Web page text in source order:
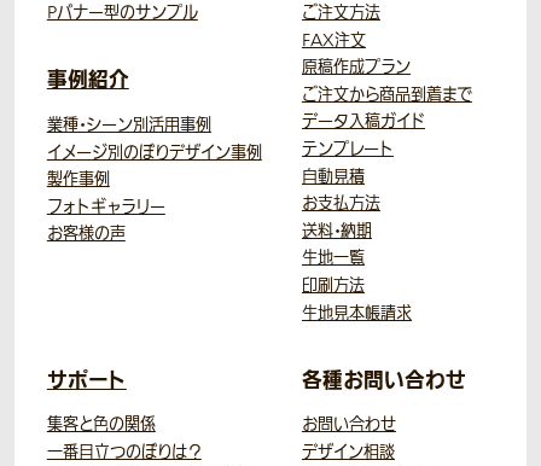
Pバナー型のサンプル
事例紹介
業種・シーン別活用事例
イメージ別のぼりデザイン事例
製作事例
フォトギャラリー
お客様の声
ご注文方法
FAX注文
原稿作成プラン
ご注文から商品到着まで
データ入稿ガイド
テンプレート
自動見積
お支払方法
送料・納期
生地一覧
印刷方法
生地見本帳請求
サポート
集客と色の関係
一番目立つのぼりは？
各種お問い合わせ
お問い合わせ
デザイン相談